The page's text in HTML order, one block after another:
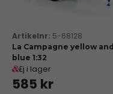
5-68128
La Campagne yellow and
blue 1:32
Ej i lager
585 kr